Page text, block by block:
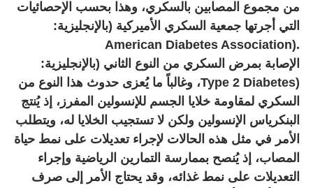
من مجموع المصابين بالسكري، وهذا بحسب الإحصائيات
التي أجرتها جمعية السكري الأميركية (بالإنجليزية:
American Diabetes Association).
الإصابة بمرض السكري من النوع الثاني (بالإنجليزية:
Type 2 Diabetes)، وغالباً ما يُعزى حدوث هذا النوع من
السكري لمقاومة خلايا الجسم للإنسولين المفرز، إذ يُنتج
البنكرياس الإنسولين ولكن لا تستجيب الخلايا له، ويتطلب
الأمر في مثل هذه الحالات لإجراء تعديلات على نمط حياة
المصاب، إذ يُنصح بممارسة التمارين الرياضية وإجراء
التعديلات على نمط غذائه، وقد يحتاج الأمر إلى صرف